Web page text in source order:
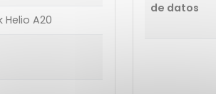
Helio A20
de datos